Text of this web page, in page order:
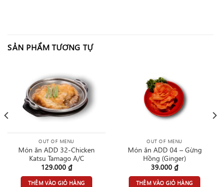
SẢN PHẨM TƯƠNG TỰ
OUT OF MENU
Món ăn ADD 32-Chicken
Katsu Tamago A/C
129.000 ₫
THÊM VÀO GIỎ HÀNG
OUT OF MENU
Món ăn ADD 04 – Gừng
Hồng (Ginger)
39.000 ₫
THÊM VÀO GIỎ HÀNG